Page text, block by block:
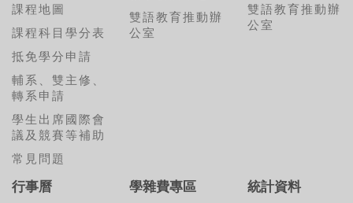
課程地圖
課程科目學分表
抵免學分申請
輔系、雙主修、
轉系申請
學生出席國際會
議及競賽等補助
常見問題
雙語教育推動辦
公室
雙語教育推動辦
公室
行事曆 學雜費專區 統計資料